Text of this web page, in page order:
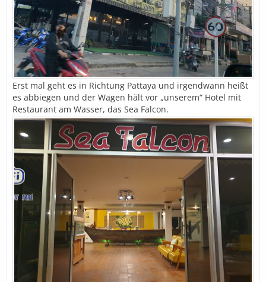
Erst mal geht es in Richtung Pattaya und irgendwann heißt
es abbiegen und der Wagen hält vor „unserem“ Hotel mit
Restaurant am Wasser, das Sea Falcon.